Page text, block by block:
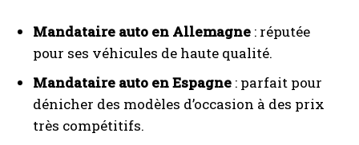
Mandataire auto en Allemagne : réputée
pour ses véhicules de haute qualité.
Mandataire auto en Espagne : parfait pour
dénicher des modèles d’occasion à des prix
très compétitifs.